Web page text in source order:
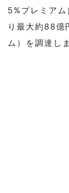
5%プレミアム
り最大約88億
ム）を調達し